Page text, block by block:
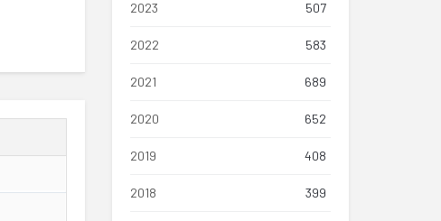
2023 507
2022 583
2021 689
2020 652
2019 408
2018 399